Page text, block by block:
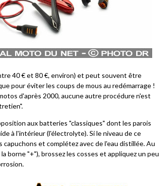
40 € et 80 €, environ) et peut souvent être
pour éviter les coups de mous au redémarrage !
d'après 2000, aucune autre procédure n'est
aux batteries "classiques" dont les parois
à l'intérieur (l'électrolyte). Si le niveau de ce
et complétez avec de l'eau distillée. Au
borne "+"), brossez les cosses et appliquez un peu